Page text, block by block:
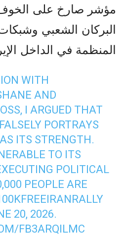
مؤشر صارخ على
البرکان الشعبي
المنظمة في الداخل
WITH
AND
, I ARGUED THAT
PORTRAYS
ITS STRENGTH.
TO ITS
POLITICAL
PEOPLE ARE
20, 2026.
FB3ARQILMC